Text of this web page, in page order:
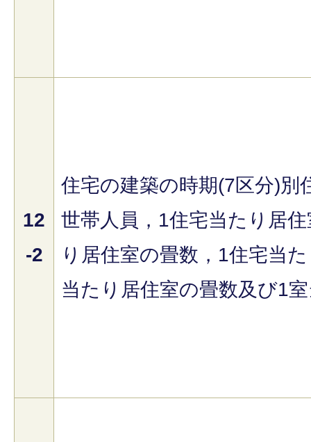
12
-2
住宅の建築の時期(7区分)別
世帯人員，1住宅当たり居
り居住室の畳数，1住宅当
当たり居住室の畳数及び1